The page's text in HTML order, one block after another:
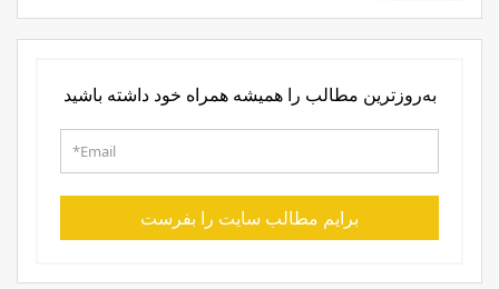
به‌روزترین مطالب را همیشه همراه خود داشته باشید
برایم مطالب سایت را بفرست